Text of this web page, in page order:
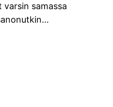
samassa